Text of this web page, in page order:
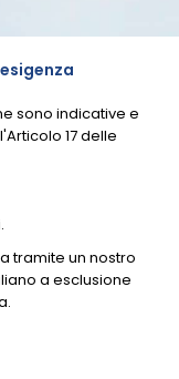
sono indicative e
17 delle
tramite un nostro
a esclusione